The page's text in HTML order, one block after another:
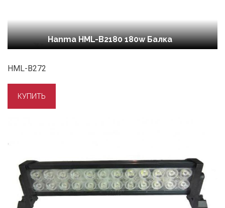
Hanma HML-B2180 180w Балка
HML-B272